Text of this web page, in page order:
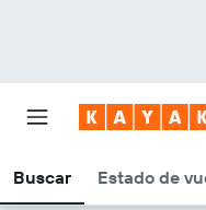
Buscar Estado de